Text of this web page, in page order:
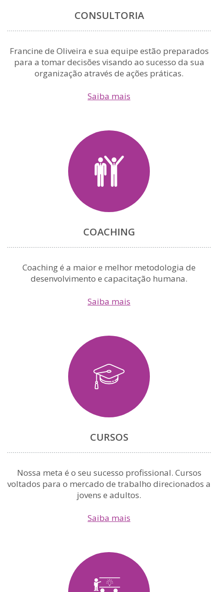
CONSULTORIA
Francine de Oliveira e sua equipe estão preparados
para a tomar decisões visando ao sucesso da sua
organização através de ações práticas.
Saiba mais
COACHING
Coaching é a maior e melhor metodologia de
desenvolvimento e capacitação humana.
Saiba mais
CURSOS
Nossa meta é o seu sucesso profissional. Cursos
voltados para o mercado de trabalho direcionados a
jovens e adultos.
Saiba mais